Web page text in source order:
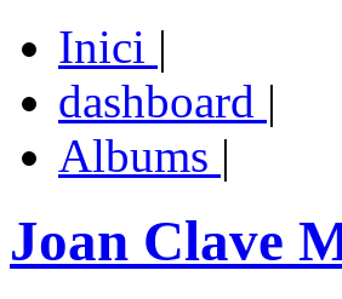
Inici |
dashboard |
Albums |
Joan Clave